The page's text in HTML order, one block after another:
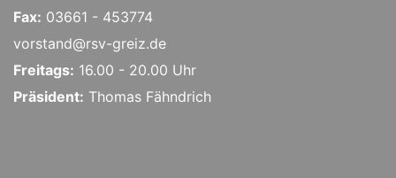
Fax: 03661 - 453774
vorstand@rsv-greiz.de
Freitags: 16.00 - 20.00 Uhr
Präsident: Thomas Fähndrich